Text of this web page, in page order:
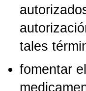
tales
fomentar